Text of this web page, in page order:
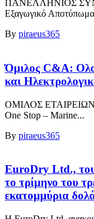
ΠΑΝΕΛΛΗΝΙΟΣ
Εξαγωγικό
By piraeus365
Όμιλος C&A:
και
ΟΜΙΛΟΣ
One Stop – Marine...
By piraeus365
EuroDry Ltd., του
το τρίμηνο του
εκατομμύρια